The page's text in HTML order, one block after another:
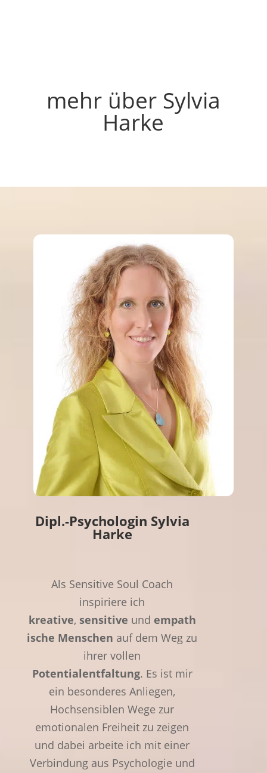
mehr über Sylvia
Harke
Dipl.-Psychologin Sylvia
Harke
Als Sensitive Soul Coach
inspiriere ich
kreative, sensitive und empath
ische Menschen auf dem Weg zu
ihrer vollen
Potentialentfaltung. Es ist mir
ein besonderes Anliegen,
Hochsensiblen Wege zur
emotionalen Freiheit zu zeigen
und dabei arbeite ich mit einer
Verbindung aus Psychologie und